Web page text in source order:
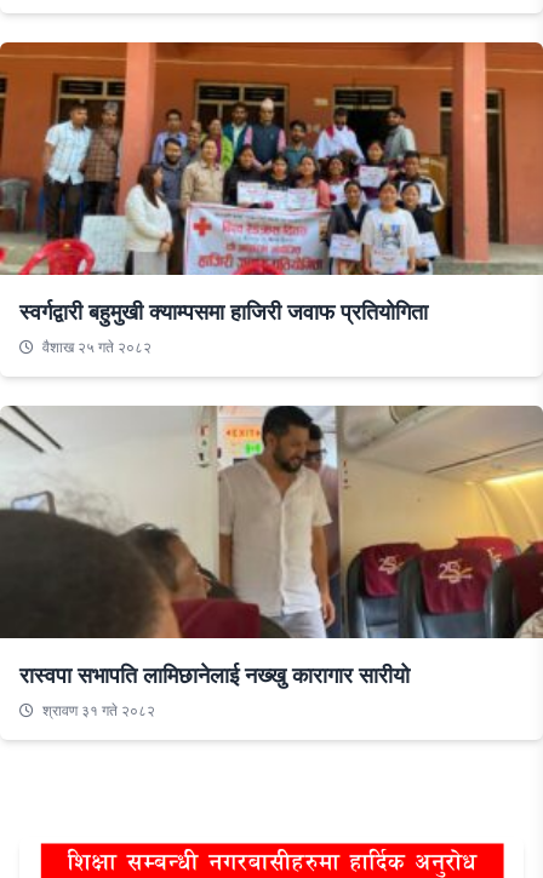
स्वर्गद्वारी बहुमुखी क्याम्पसमा हाजिरी जवाफ प्रतियोगिता
वैशाख २५ गते २०८२
रास्वपा सभापति लामिछानेलाई नख्खु कारागार सारीयो
श्रावण ३१ गते २०८२